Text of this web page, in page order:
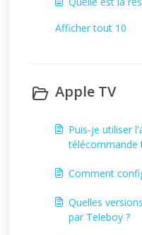
Afficher tout 10
Apple TV
Puis-je utiliser
télécommande
Comment
Quelles
par Teleboy ?